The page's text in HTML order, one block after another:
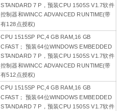
STANDARD 7 P，预装CPU 1505S V1.7软件
控制器和WINCC ADVANCED RUNTIME(带
有128点授权)
CPU 1515SP PC,4 GB RAM,16 GB
CFAST； 预装64位WINDOWS EMBEDDED
STANDARD 7 P，预装CPU 1505S V1.7软件
控制器和WINCC ADVANCED RUNTIME(带
有512点授权)
CPU 1515SP PC,4 GB RAM,16 GB
CFAST； 预装64位WINDOWS EMBEDDED
STANDARD 7 P，预装CPU 1505S V1.7软件